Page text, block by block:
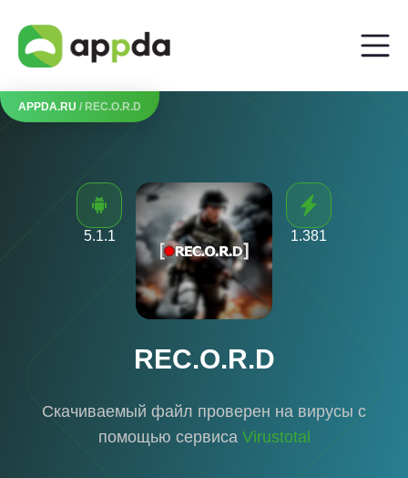
APPDA.RU / REC.O.R.D
5.1.1 1.381
REC.O.R.D
Скачиваемый файл проверен на вирусы с
помощью сервиса Virustotal